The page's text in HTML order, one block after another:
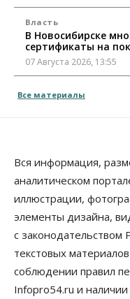
Власть
В Новосибирске
сертификаты на
07 Августа 2026, 13:55
Треть
Власть
Школы,
депутаты Госдумы
социальных
Общество
Синоптики
07 Августа 2026, 12:00
Все материалы
Вся информация,
аналитическом
иллюстрации,
элементы дизайна,
с
текстовых
соблюдении правил
Infopro54.ru и наличии